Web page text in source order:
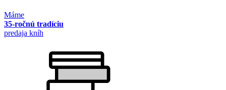
Máme
35-ročnú tradíciu
predaja kníh